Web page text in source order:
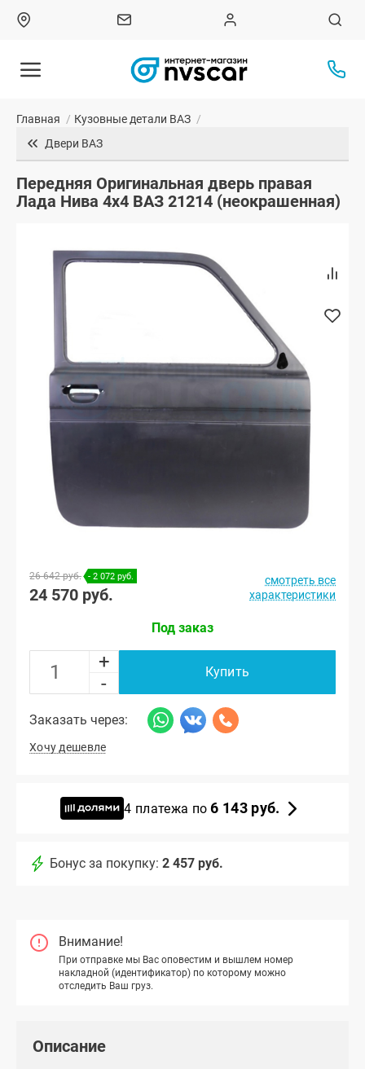
Главная / Кузовные детали ВАЗ /
Двери ВАЗ
Передняя Оригинальная дверь правая
Лада Нива 4х4 ВАЗ 21214 (неокрашенная)
26 642 руб. - 2 072 руб.
24 570 руб.
смотреть все
характеристики
Под заказ
+
-
Купить
Заказать через:
Хочу дешевле
4 платежа по6 143 руб.
Бонус за покупку: 2 457 руб.
Внимание!
При отправке мы Вас оповестим и вышлем номер
накладной (идентификатор) по которому можно
отследить Ваш груз.
Описание